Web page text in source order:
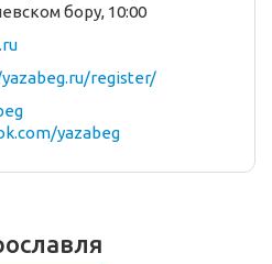
бору, 10:00
register/
yazabeg